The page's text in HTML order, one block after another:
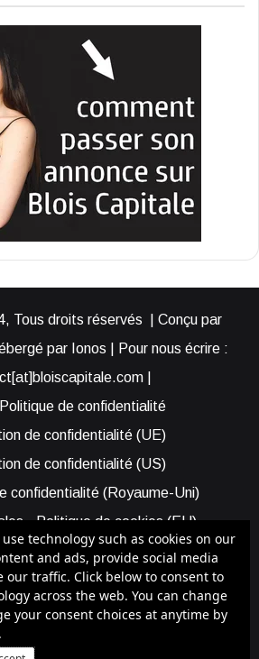
Tous droits réservés | Conçu par
par Ionos | Pour nous écrire :
|
Politique de confidentialité
de confidentialité (UE)
de confidentialité (US)
confidentialité (Royaume-Uni)
Politique de cookies (EU)
(AUS)
Cookie Policy (US)
?
Participer à Blois Capitale
d’une assistance
X
technology such as cookies on our
and ads, provide social media
our traffic. Click below to consent to
across the web. You can change
your consent choices at anytime by